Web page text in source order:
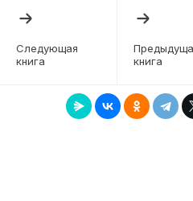
7
Следующая
книга
книга